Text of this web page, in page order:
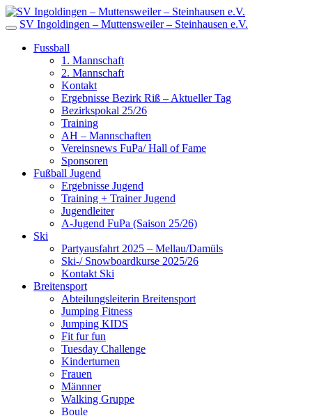
SV Ingoldingen – Muttensweiler – Steinhausen e.V.
Fussball
1. Mannschaft
2. Mannschaft
Kontakt
Ergebnisse Bezirk Riß – Aktueller Tag
Bezirkspokal 25/26
Training
AH – Mannschaften
Vereinsnews FuPa/ Hall of Fame
Sponsoren
Fußball Jugend
Ergebnisse Jugend
Training + Trainer Jugend
Jugendleiter
A-Jugend FuPa (Saison 25/26)
Ski
Partyausfahrt 2025 – Mellau/Damüls
Ski-/ Snowboardkurse 2025/26
Kontakt Ski
Breitensport
Abteilungsleiterin Breitensport
Jumping Fitness
Jumping KIDS
Fit fur fun
Tuesday Challenge
Kinderturnen
Frauen
Männner
Walking Gruppe
Boule